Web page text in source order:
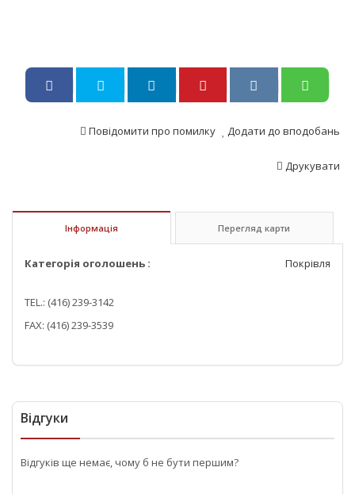
Додати до вподобань
Повідомити про помилку
Друкувати
Інформація Перегляд карти
Категорія оголошень : Покрівля
TEL.: (416) 239-3142
FAX: (416) 239-3539
Відгуки
Відгуків ще немає, чому б не бути першим?